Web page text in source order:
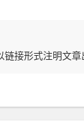
接形式注明文章